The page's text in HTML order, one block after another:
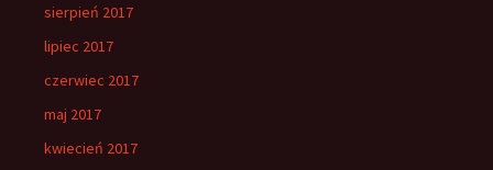
sierpień 2017
lipiec 2017
czerwiec 2017
maj 2017
kwiecień 2017